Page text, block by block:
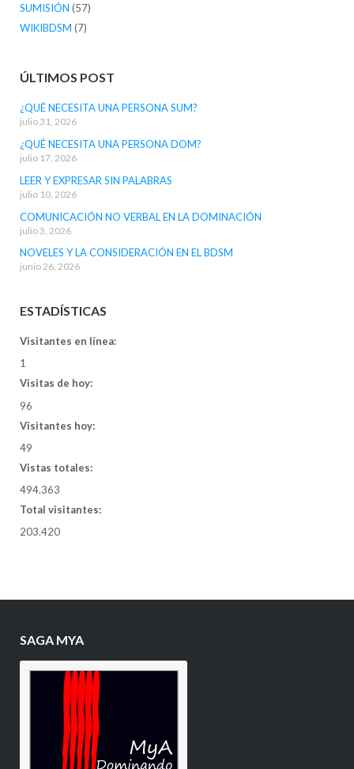
SUMISIÓN (57)
WIKIBDSM (7)
ÚLTIMOS POST
¿QUÉ NECESITA UNA PERSONA SUM?
julio 31, 2026
¿QUÉ NECESITA UNA PERSONA DOM?
julio 17, 2026
LEER Y EXPRESAR SIN PALABRAS
julio 10, 2026
COMUNICACIÓN NO VERBAL EN LA DOMINACIÓN
julio 3, 2026
NOVELES Y LA CONSIDERACIÓN EN EL BDSM
junio 26, 2026
ESTADÍSTICAS
Visitantes en línea:
1
Visitas de hoy:
96
Visitantes hoy:
49
Vistas totales:
494.363
Total visitantes:
203.420
SAGA MYA